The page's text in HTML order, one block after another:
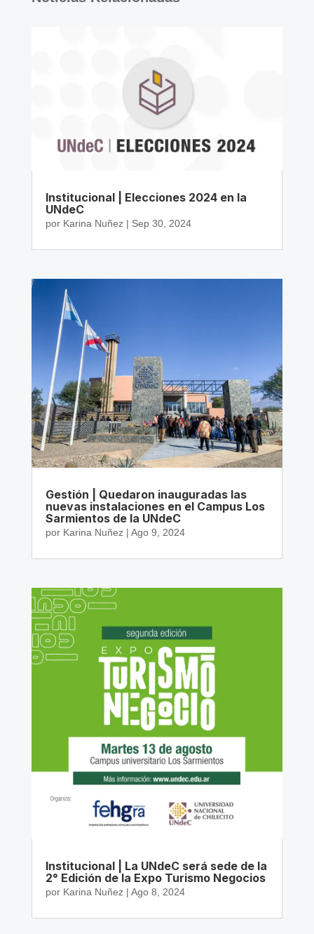
Institucional | Elecciones 2024 en la
UNdeC
por Karina Nuñez| Sep 30, 2024
Gestión | Quedaron inauguradas las
nuevas instalaciones en el Campus Los
Sarmientos de la UNdeC
por Karina Nuñez| Ago 9, 2024
Institucional | La UNdeC será sede de la
2° Edición de la Expo Turismo Negocios
por Karina Nuñez| Ago 8, 2024